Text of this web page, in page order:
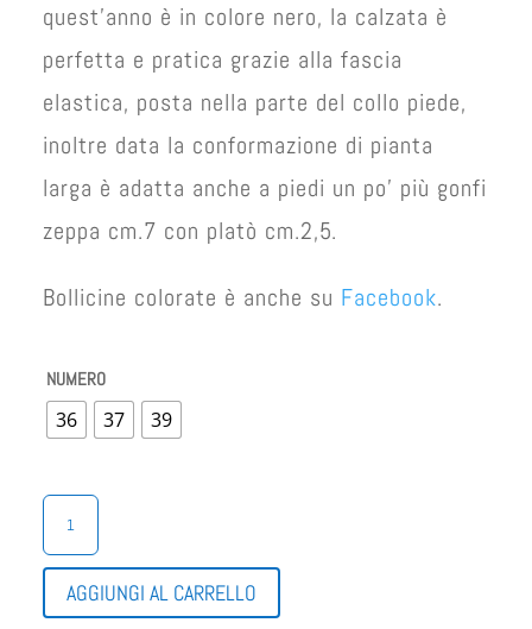
quest’anno è in colore nero, la calzata è
perfetta e pratica grazie alla fascia
elastica, posta nella parte del collo piede,
inoltre data la conformazione di pianta
larga è adatta anche a piedi un po’ più gonfi
zeppa cm.7 con platò cm.2,5.
Bollicine colorate è anche su Facebook.
NUMERO
36 37 39
ZATTERONI
FLEXISTEP
DI
CINZIA
QUANTITÀ
AGGIUNGI AL CARRELLO